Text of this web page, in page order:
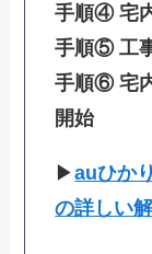
手順④ 宅
手順⑤ 工
手順⑥ 宅
開始
▶auひか
の詳しい